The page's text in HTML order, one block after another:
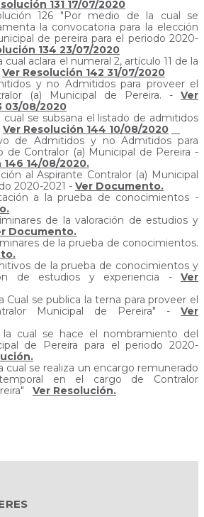
131 17/07/2020
126 "Por medio de la cual se
la convocatoria para la elección
de pereira para el periodo 2020-
134 23/07/2020
aclara el numeral 2, artículo 11 de la
Ver Resolución 142 31/07/2020
y no Admitidos para proveer el
(a) Municipal de Pereira. - Ver
03/08/2020
se subsana el listado de admitidos
Ver Resolución 144 10/08/2020
de Admitidos y no Admitidos para
de Contralor (a) Municipal de Pereira -
146 14/08/2020.
al Aspirante Contralor (a) Municipal
2020-2021 - Ver Documento.
a la prueba de conocimientos -
de la valoración de estudios y
Documento.
de la prueba de conocimientos.
de la prueba de conocimientos y
de estudios y experiencia - Ver
Cual se publica la terna para proveer el
Municipal de Pereira" - Ver
cual se hace el nombramiento del
de Pereira para el periodo 2020-
cual se realiza un encargo remunerado
en el cargo de Contralor
Ver Resolución.